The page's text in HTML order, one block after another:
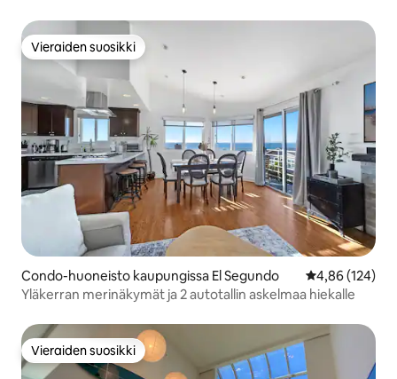
Vieraiden suosikki
Vieraiden suosikki
Condo-huoneisto kaupungissa El Segundo
4,86 (124)
Yläkerran merinäkymät ja 2 autotallin askelmaa hiekalle
Vieraiden suosikki
Vieraiden suosikki